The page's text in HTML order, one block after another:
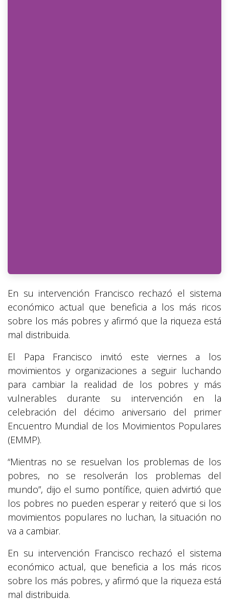
En su intervención Francisco rechazó el sistema
económico actual que beneficia a los más ricos
sobre los más pobres y afirmó que la riqueza está
mal distribuida.
El Papa Francisco invitó este viernes a los
movimientos y organizaciones a seguir luchando
para cambiar la realidad de los pobres y más
vulnerables durante su intervención en la
celebración del décimo aniversario del primer
Encuentro Mundial de los Movimientos Populares
(EMMP).
“Mientras no se resuelvan los problemas de los
pobres, no se resolverán los problemas del
mundo”, dijo el sumo pontífice, quien advirtió que
los pobres no pueden esperar y reiteró que si los
movimientos populares no luchan, la situación no
va a cambiar.
En su intervención Francisco rechazó el sistema
económico actual, que beneficia a los más ricos
sobre los más pobres, y afirmó que la riqueza está
mal distribuida.